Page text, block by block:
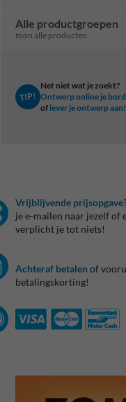
Alle productgroepen
toon alle producten
TIP!
Net niet wat je zoekt?
Ontwerp online je bord
of lever je ontwerp aan!
Vrijblijvende
je e-mailen naar jezelf of
verplicht je tot niets!
Achteraf betalen of
betalingskorting!